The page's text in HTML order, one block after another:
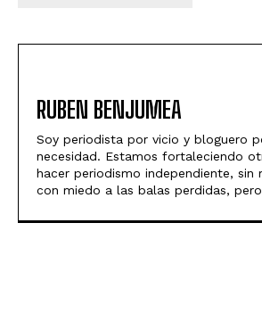
RUBEN BENJUMEA
Soy periodista por vicio y bloguero
necesidad. Estamos fortaleciendo
hacer periodismo independiente, sin
con miedo a las balas perdidas,